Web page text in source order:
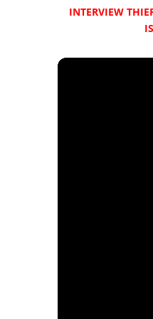
INTERVIEW